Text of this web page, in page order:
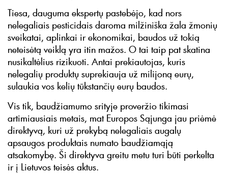
Tiesa, dauguma ekspertų pastebėjo, kad nors
nelegaliais pesticidais daroma milžiniška žala žmonių
sveikatai, aplinkai ir ekonomikai, baudos už tokią
neteisėtą veiklą yra itin mažos. O tai taip pat skatina
nusikaltėlius rizikuoti. Antai prekiautojas, kuris
nelegalių produktų suprekiauja už milijoną eurų,
sulaukia vos kelių tūkstančių eurų baudos.
Vis tik, baudžiamumo srityje proveržio tikimasi
artimiausiais metais, mat Europos Sąjunga jau priėmė
direktyvą, kuri už prekybą nelegaliais augalų
apsaugos produktais numato baudžiamąją
atsakomybę. Ši direktyva greitu metu turi būti perkelta
ir į Lietuvos teisės aktus.